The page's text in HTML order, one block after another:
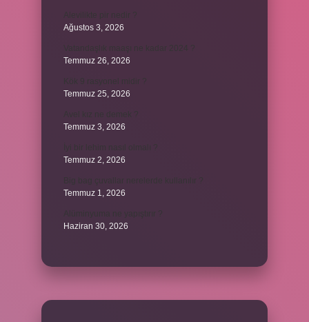
Ağustos 3, 2026
Temmuz 26, 2026
Temmuz 25, 2026
Temmuz 3, 2026
Temmuz 2, 2026
Temmuz 1, 2026
Haziran 30, 2026